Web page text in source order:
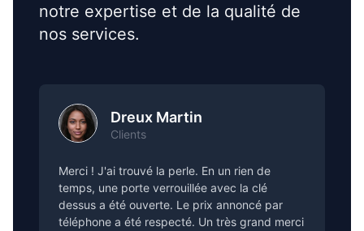
notre expertise et de la qualité de
nos services.
Dreux Martin
Clients
Merci ! J'ai trouvé la perle. En un rien de
temps, une porte verrouillée avec la clé
dessus a été ouverte. Le prix annoncé par
téléphone a été respecté. Un très grand merci